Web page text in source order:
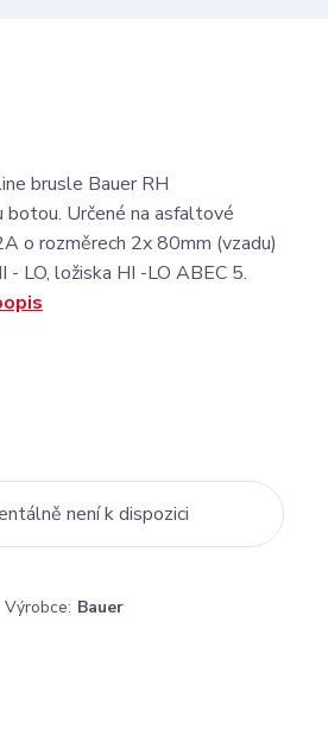
brusle Bauer RH
botou. Určené na asfaltové
o rozměrech 2x 80mm (vzadu)
LO, ložiska HI -LO ABEC 5.
není k dispozici
Výrobce: Bauer